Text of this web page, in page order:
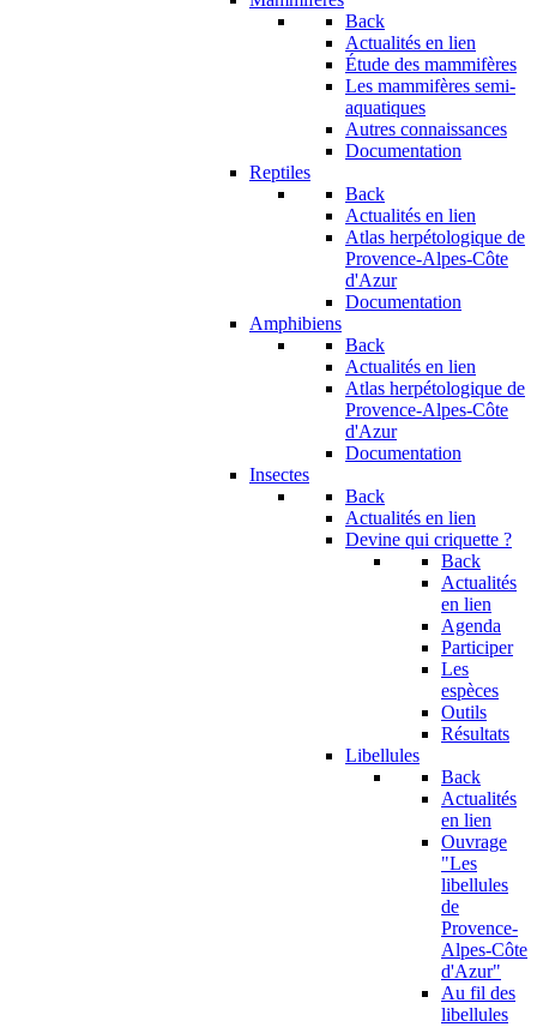
Back
Actualités en lien
Étude des mammifères
Les mammifères semi-
aquatiques
Autres connaissances
Documentation
Reptiles
Back
Actualités en lien
Atlas herpétologique de
Provence-Alpes-Côte
d'Azur
Documentation
Amphibiens
Back
Actualités en lien
Atlas herpétologique de
Provence-Alpes-Côte
d'Azur
Documentation
Insectes
Back
Actualités en lien
Devine qui criquette ?
Back
Actualités
en lien
Agenda
Participer
Les
espèces
Outils
Résultats
Libellules
Back
Actualités
en lien
Ouvrage
"Les
libellules
de
Provence-
Alpes-Côte
d'Azur"
Au fil des
libellules